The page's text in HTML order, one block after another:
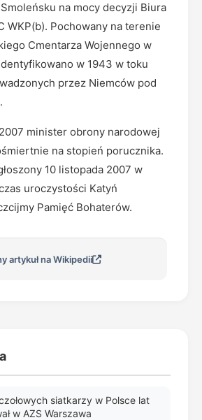
na mocy decyzji Biura
WKP(b). Pochowany na terenie
Cmentarza Wojennego w
w 1943 w toku
przez Niemców pod
minister obrony narodowej
na stopień porucznika.
10 listopada 2007 w
uroczystości Katyń
Pamięć Bohaterów.
artykuł na Wikipedii
siatkarzy w Polsce lat
w AZS Warszawa